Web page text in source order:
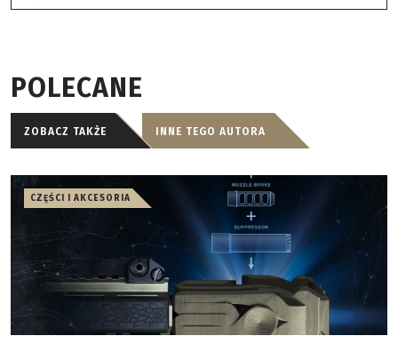
POLECANE
ZOBACZ TAKŻE INNE TEGO AUTORA
CZĘŚCI I AKCESORIA